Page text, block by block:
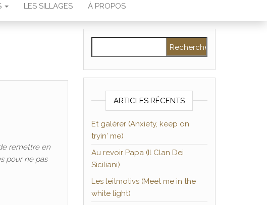
LES SILLAGES À PROPOS
remettre en
pour ne pas
ARTICLES RÉCENTS
Et galérer (Anxiety, keep on
tryin′ me)
Au revoir Papa (Il Clan Dei
Siciliani)
Les leitmotivs (Meet me in the
white light)